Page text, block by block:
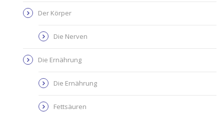
Der Körper
Die Nerven
Die Ernährung
Die Ernährung
Fettsäuren